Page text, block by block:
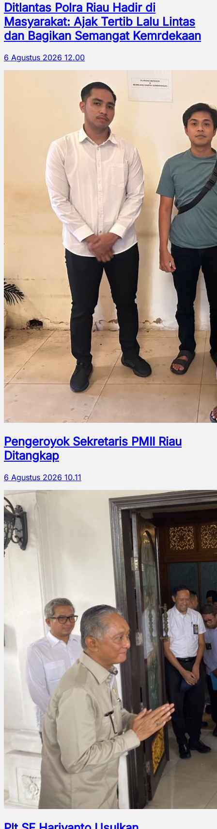
Ditlantas Polra Riau Hadir di
Masyarakat: Ajak Tertib Lalu Lintas
dan Bagikan Semangat Kemrdekaan
6 Agustus 2026 12.00
Pengeroyok Sekretaris PMII Riau
Ditangkap
6 Agustus 2026 10.11